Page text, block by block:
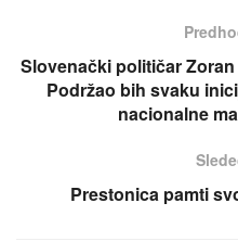
Slovenački političar
Podržao bih svaku
nacionalne
Prestonica pamti